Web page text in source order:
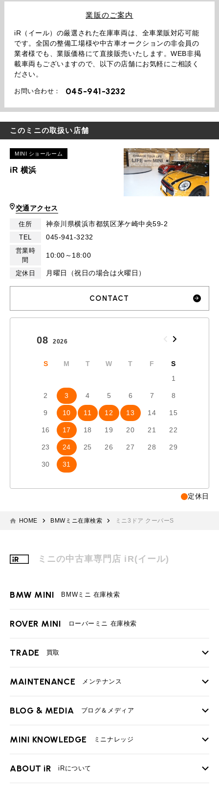
業販のご案内
iR（イール）の厳選された在庫車両は、全車業販対応可能
です。全国の整備工場様や中古車オークションの非会員の
業者様でも、業販価格にて直接販売いたします。WEB非掲
載車両もございますので、以下の店舗にお気軽にご相談く
ださい。
お問い合わせ： 045-941-3232
このミニの取扱い店舗
MINI ショールーム
iR 横浜
交通アクセス
住所 神奈川県横浜市都筑区茅ケ崎中央59-2
TEL 045-941-3232
営業時
間
10:00～18:00
定休日 月曜日（祝日の場合は火曜日）
CONTACT
08 2026
S M T W T F
S
1
2 3 4 5 6 7 8
9 10 11 12 13 14 15
16 17 18 19 20 21 22
23 24 25 26 27 28 29
30 31
定休日
HOME BMWミニ在庫検索 ミニ3ドア クーパーS
ミニの中古車専門店 iR(イール)
BMW MINI BMWミニ 在庫検索
ROVER MINI ローバーミニ 在庫検索
TRADE 買取
TOP
必要書類
MAINTENANCE メンテナンス
TOP
最近の修理実績
BLOG & MEDIA ブログ＆メディア
TOP
User's Voice 購入者様の声
MINI KNOWLEDGE ミニナレッジ
TOP
ABOUT iR iRについて